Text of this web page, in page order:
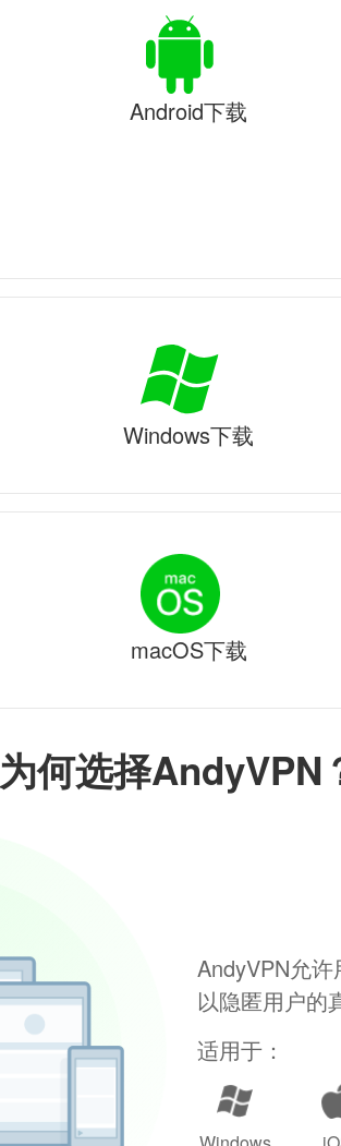
为何选择AndyVPN
AndyVPN允
以隐匿用户的
适用于：
Android下载
Windows下载
macOS下载